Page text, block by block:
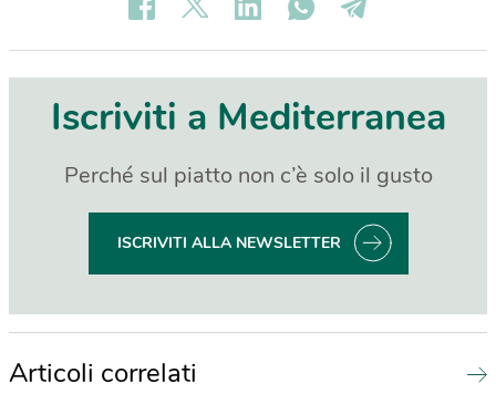
Iscriviti a Mediterranea
Perché sul piatto non c’è solo il gusto
ISCRIVITI ALLA NEWSLETTER
Articoli correlati